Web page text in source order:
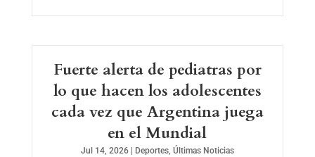
Fuerte alerta de pediatras por
lo que hacen los adolescentes
cada vez que Argentina juega
en el Mundial
Jul 14, 2026| Deportes, Últimas Noticias